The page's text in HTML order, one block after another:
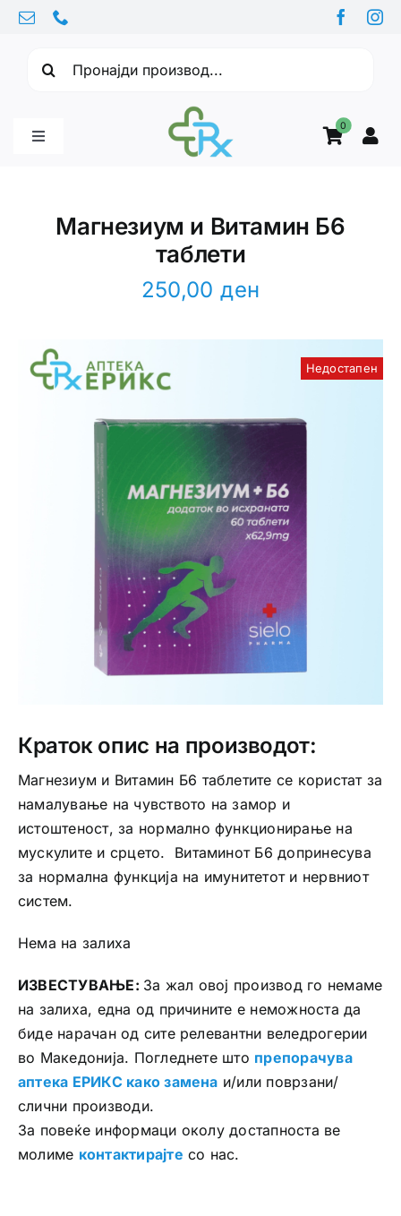
Skip
content
0
Toggle
Здравствени проблеми
Интимно здравје
Лична хигиена
Медицински апрати
Нега на кожа
Магнезиум и Витамин Б6
таблети
250,00ден
Недостапен
Краток опис на производот:
Магнезиум и Витамин Б6 таблетите се користат за
намалување на чувството на замор и
истоштеност, за нормално функционирање на
мускулите и срцето. Витаминот Б6 допринесува
за нормална функција на имунитетот и нервниот
систем.
Нема на залиха
ИЗВЕСТУВАЊЕ: За жал овој производ го немаме
на залиха, една од причините е неможноста да
биде нарачан од сите релевантни веледрогерии
во Македонија. Погледнете што препорачува
аптека ЕРИКС како замена и/или поврзани/
слични производи.
За повеќе информаци околу достапноста ве
молиме контактирајте со нас.